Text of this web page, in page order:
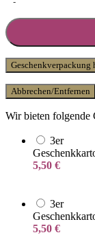
Geschenkverpackung
Abbrechen/Entfernen
Wir bieten folgende
3er
5,50 €
3er
5,50 €